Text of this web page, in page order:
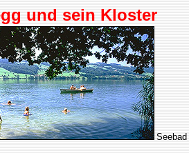
und sein Kloster